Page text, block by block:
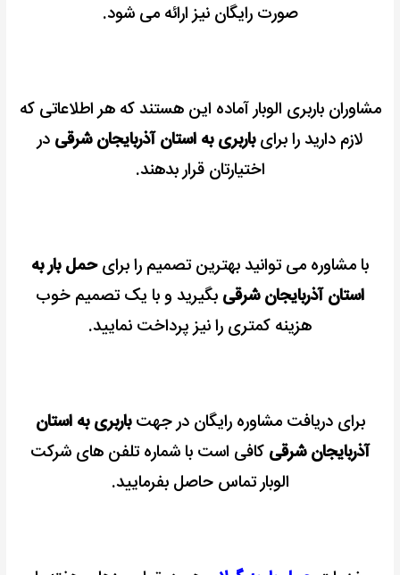
صورت رایگان نیز ارائه می شود.
مشاوران باربری الوبار آماده این هستند که هر اطلاعاتی که
لازم دارید را برایباربری به استان آذربایجان شرقی در
اختیارتان قرار بدهند.
با مشاوره می توانید بهترین تصمیم را برایحمل بار به
استان آذربایجان شرقی بگیرید و با یک تصمیم خوب
هزینه کمتری را نیز پرداخت نمایید.
برای دریافت مشاوره رایگان در جهتباربری به استان
آذربایجان شرقی کافی است با شماره تلفن های شرکت
الوبار تماس حاصل بفرمایید.